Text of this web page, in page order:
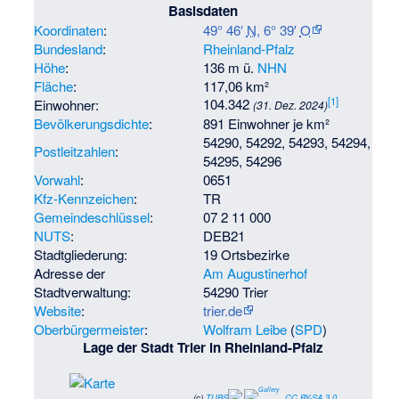
Basisdaten
Koordinaten: 49° 46′ N, 6° 39′O
Bundesland:
Rheinland-Pfalz
Höhe: 136 m ü. NHN
Fläche:
117,06 km²
Einwohner:
104.342 (31. Dez. 2024)[1]
Bevölkerungsdichte:
891 Einwohner je km²
Postleitzahlen:
54290, 54292, 54293, 54294,
54295, 54296
Vorwahl:
0651
Kfz-Kennzeichen:
TR
Gemeindeschlüssel:
07 2 11 000
NUTS:
DEB21
Stadtgliederung:
19 Ortsbezirke
Adresse der
Stadtverwaltung:
Am Augustinerhof
54290 Trier
Website:
trier.de
Oberbürgermeister: Wolfram Leibe(SPD)
Lage der Stadt Trier in Rheinland-Pfalz